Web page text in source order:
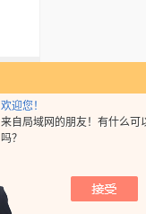
欢迎您！
来自局域网的朋友！有什么可
吗？
共 1 条记录，当前 1 / 1